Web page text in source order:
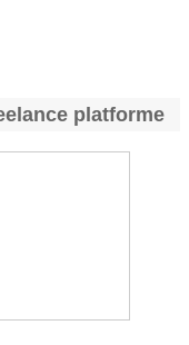
platforme